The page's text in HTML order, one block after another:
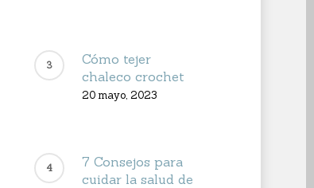
Cómo tejer
chaleco crochet
20 mayo, 2023
7 Consejos para
cuidar la salud de